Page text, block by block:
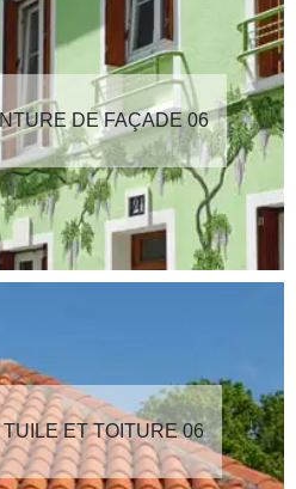
DE FAÇADE 06
ET TOITURE 06